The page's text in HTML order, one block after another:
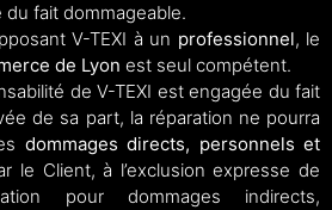
du fait dommageable.
V-TEXI à un professionnel, le
de Lyon est seul compétent.
de V-TEXI est engagée du fait
de sa part, la réparation ne pourra
dommages directs, personnels et
le Client, à l’exclusion expresse de
pour dommages indirects,